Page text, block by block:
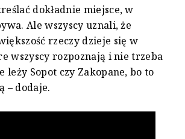
dokładnie miejsce, w
Ale wszyscy uznali, że
rzeczy dzieje się w
wszyscy rozpoznają i nie trzeba
leży Sopot czy Zakopane, bo to
– dodaje.